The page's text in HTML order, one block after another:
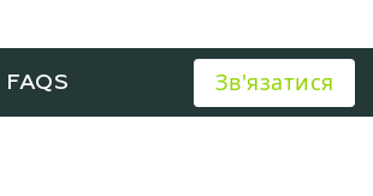
FAQS Зв'язатися